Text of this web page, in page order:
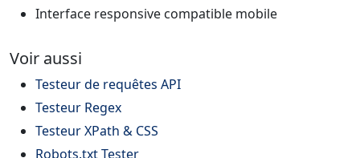
Interface responsive compatible mobile
Voir aussi
Testeur de requêtes API
Testeur Regex
Testeur XPath & CSS
Robots.txt Tester